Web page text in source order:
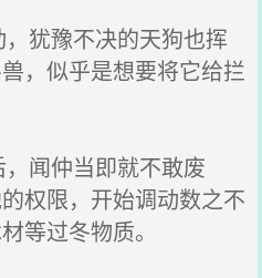
犹豫不决的天狗也挥
，似乎是想要将它给拦
闻仲当即就不敢废
权限，开始调动数之不
等过冬物质。